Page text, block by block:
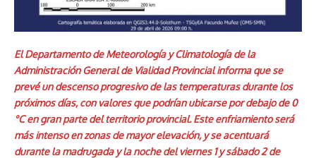
El Departamento de Meteorología y Climatología de la
Administración General de Vialidad Provincial informa que se
prevé un descenso progresivo de las temperaturas durante los
próximos días, con valores que podrían ubicarse por debajo de 0
°C en gran parte del territorio provincial. Este enfriamiento será
más intenso en zonas de mayor elevación, y se acentuará
durante la madrugada y la noche del viernes 1 y sábado 2 de